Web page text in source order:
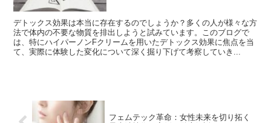
デトックス効果は本当に存在するのでしょうか？多くの人が様々な方
法で体内の不要な物質を排出しようと試みています。このブログで
は、特にハイパーノンFクリームを用いたデトックス効果に焦点を当
て、実際に体験した変化について深く掘り下げて考察していき...
フェムテック革命：女性未来を切り拓く